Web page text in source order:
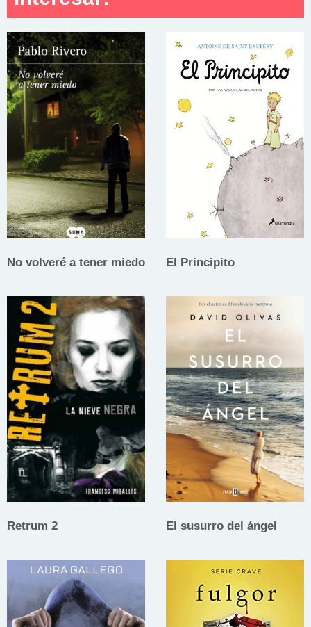
No volveré a tener miedo El Principito
Retrum 2 El susurro del ángel